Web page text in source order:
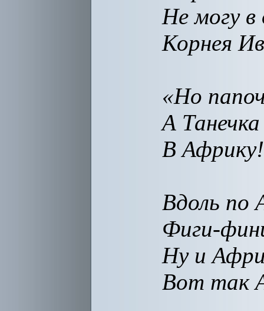
Не могу в
Корнея
«Но
А
В
Вдоль по
Фиги-
Ну и
Вот так